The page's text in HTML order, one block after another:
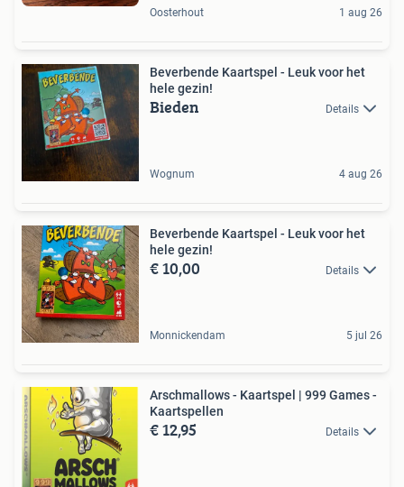
Oosterhout 1 aug 26
Beverbende Kaartspel - Leuk voor het
hele gezin!
Bieden Details
Wognum 4 aug 26
Beverbende Kaartspel - Leuk voor het
hele gezin!
€ 10,00 Details
Monnickendam 5 jul 26
Arschmallows - Kaartspel | 999 Games -
Kaartspellen
€ 12,95 Details